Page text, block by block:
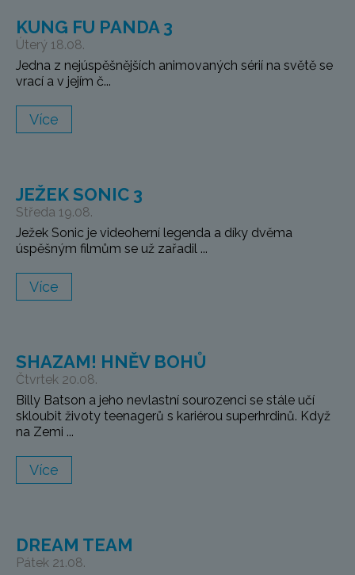
KUNG FU PANDA 3
Úterý 18.08.
Jedna z nejúspěšnějších animovaných sérií na světě se
vrací a v jejím č...
Více
JEŽEK SONIC 3
Středa 19.08.
Ježek Sonic je videoherní legenda a díky dvěma
úspěšným filmům se už zařadil ...
Více
SHAZAM! HNĚV BOHŮ
Čtvrtek 20.08.
Billy Batson a jeho nevlastní sourozenci se stále učí
skloubit životy teenagerů s kariérou superhrdinů. Když
na Zemi ...
Více
DREAM TEAM
Pátek 21.08.